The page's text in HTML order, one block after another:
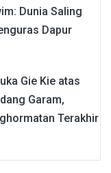
Dunia Saling
Dapur
Gie Kie atas
Garam,
Terakhir